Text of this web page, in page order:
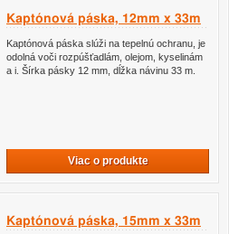
Kaptónová páska, 12mm x 33m
Kaptónová páska slúži na tepelnú ochranu, je
odolná voči rozpúšťadlám, olejom, kyselinám
a i. Šírka pásky 12 mm, dĺžka návinu 33 m.
Viac o produkte
Kaptónová páska, 15mm x 33m